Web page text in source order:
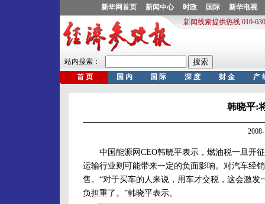
韩晓平:
中国能源网CEO韩晓平表示，燃油税一旦开征
运输行业则可能带来一定的负面影响。对汽车经
售。“对于买车的人来说，用车才交税，这会激
负担重了。”韩晓平表示。